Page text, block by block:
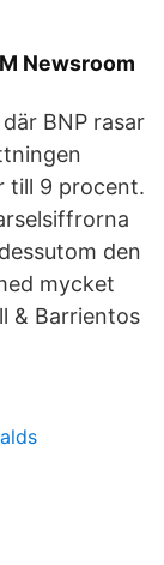
Newsroom
BNP rasar
till 9 procent.
den
mycket
& Barrientos